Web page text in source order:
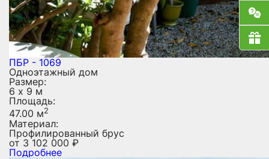
ПБР - 1069
Одноэтажный дом
Размер:
6 х 9 м
Площадь:
47.00 м2
Материал:
Профилированный брус
от 3 102 000 ₽
Подробнее